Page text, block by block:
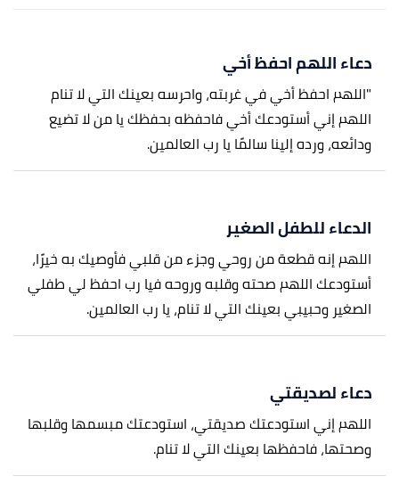
دعاء اللهم احفظ أخي
"اللهم احفظ أخي في غربته، واحرسه بعينك التي لا تنام
اللهم إني أستودعك أخي فاحفظه بحفظك يا من لا تضيع
ودائعه، ورده إلينا سالمًا يا رب العالمين.
الدعاء للطفل الصغير
اللهم إنه قطعة من روحي وجزء من قلبي فأوصيك به خيرًا،
أستودعك اللهم صحته وقلبه وروحه فيا رب احفظ لي طفلي
الصغير وحبيبي بعينك التي لا تنام، يا رب العالمين.
دعاء لصديقتي
اللهم إني استودعتك صديقتي، استودعتك مبسمها وقلبها
وصحتها، فاحفظها بعينك التي لا تنام.